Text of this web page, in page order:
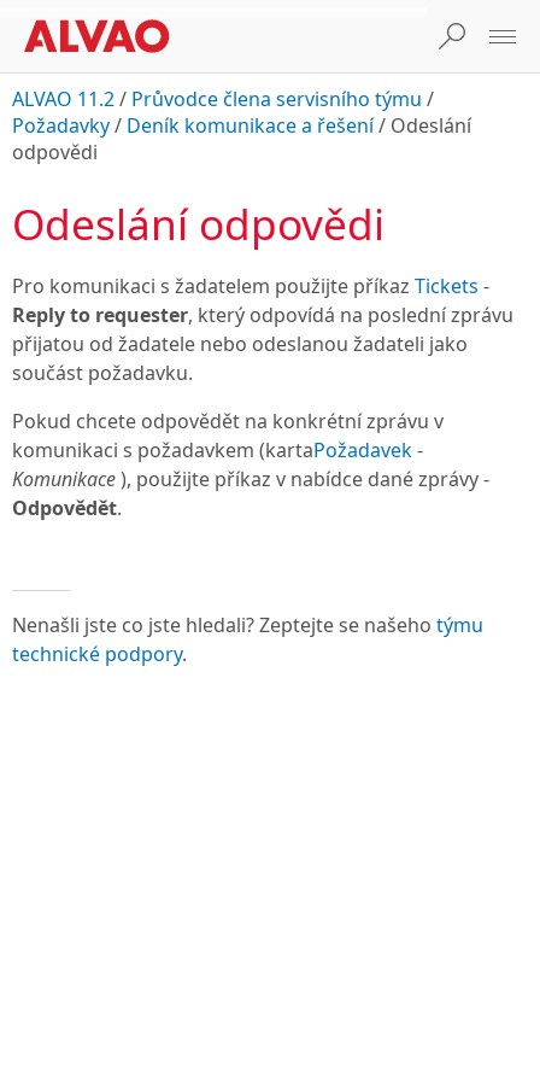
ALVAO 11.2/ Průvodce člena servisního týmu /
Požadavky/ Deník komunikace a řešení/ Odeslání
odpovědi
Odeslání odpovědi
Pro komunikaci s žadatelem použijte příkaz Tickets -
Reply to requester, který odpovídá na poslední zprávu
přijatou od žadatele nebo odeslanou žadateli jako
součást požadavku.
Pokud chcete odpovědět na konkrétní zprávu v
komunikaci s požadavkem (kartaPožadavek-
Komunikace), použijte příkaz v nabídce dané zprávy -
Odpovědět.
Nenašli jste co jste hledali? Zeptejte se našeho týmu
technické podpory.